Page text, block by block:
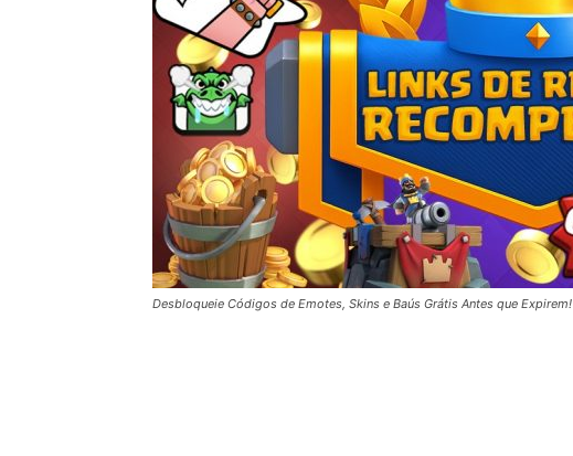
Desbloqueie Códigos de Emotes, Skins e Baús Grátis Antes que Expirem!